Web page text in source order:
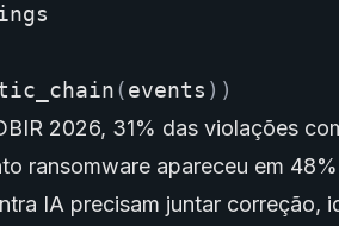
(events ))
2026, 31% das violações
ransomware apareceu em
IA precisam juntar correção,